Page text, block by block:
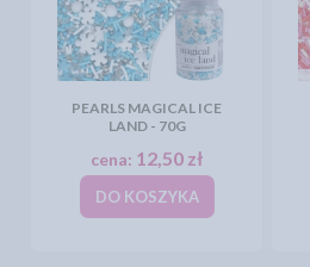
PEARLS MAGICAL ICE
LAND - 70G
cena: 12,50 zł
DO KOSZYKA